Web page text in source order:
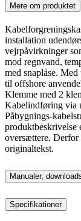
Mere om produktet
installation
vejrpåvirkninger
mod regnvand,
med snaplåse.
til offshore
Klemme med 2
Kabelindføring via
Påbygnings-
produktbeskrivelse
oversættere. Derfor
originaltekst.
Manualer,
Specifikationer